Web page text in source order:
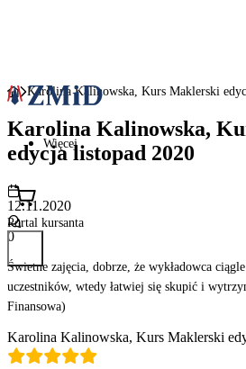
Więcej
Portal kursanta
Karolina Kalinowska, Kurs Maklerski
Karolina Kalinowska,
edycja listopad 2020
12.11.2020
0
Świetne zajęcia, dobrze, że wykładowca
uczestników, wtedy łatwiej się skupić i
Finansowa)
Karolina Kalinowska, Kurs Maklerski